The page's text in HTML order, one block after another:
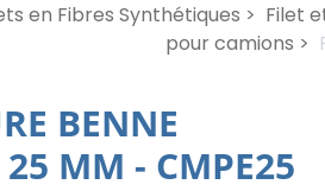
en Fibres Synthétiques > Filet
pour camions >
BENNE
MM - CMPE25